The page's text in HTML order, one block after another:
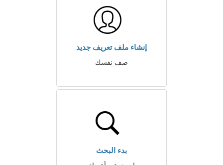
إنشاء ملف تعريف جديد
صف نفسك
بدء البحث